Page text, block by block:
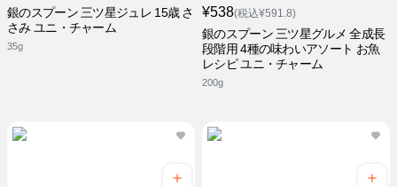
銀のスプーン 三ツ星ジュレ 15歳 さ
さみ ユニ・チャーム
35g
¥538(税込¥591.8)
銀のスプーン 三ツ星グルメ 全成長
段階用 4種の味わいアソート お魚
レシピ ユニ・チャーム
200g